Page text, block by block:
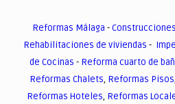
Reformas Málaga -
Rehabilitaciones de viviendas -
de Cocinas - Reforma cuarto de
Reformas Chalets, Reformas Pisos,
Reformas Hoteles, Reformas